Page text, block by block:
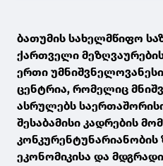
ბათუმის სახელმწიფო
ქართველი
ერთი
ცენტრია, რომელიც
ასრულებს
შესაბამისი კადრების
კონკურენტუნარიანობის
ეკონომიკისა და